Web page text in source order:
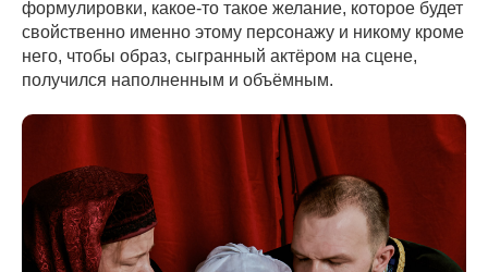
формулировки, какое-то такое желание, которое будет
свойственно именно этому персонажу и никому кроме
него, чтобы образ, сыгранный актёром на сцене,
получился наполненным и объёмным.